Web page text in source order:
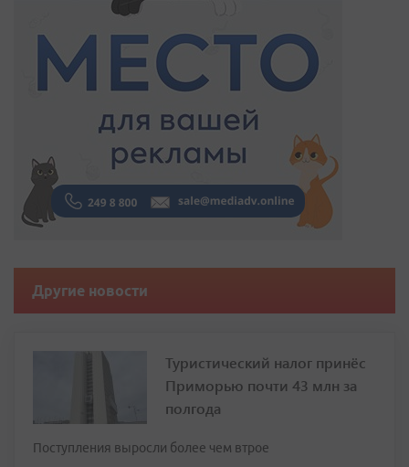
Другие новости
Туристический налог принёс
Приморью почти 43 млн за
полгода
Поступления выросли более чем втрое